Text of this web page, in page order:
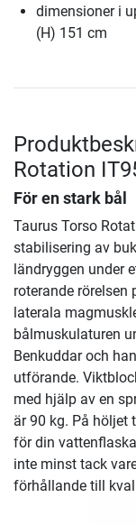
dimensioner i
(H) 151 cm
Rotation
För en stark bål
Taurus Torso
stabilisering av
ländryggen under
roterande rörelsen
laterala
bålmuskulaturen
Benkuddar och
utförande.
med hjälp av en
är 90 kg. På höljet
för din
inte minst tack
förhållande till